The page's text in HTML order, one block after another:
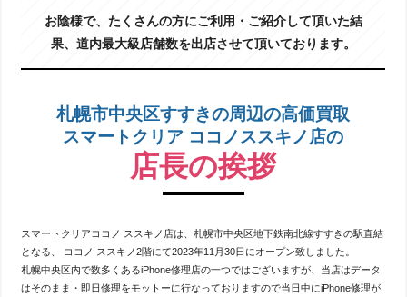
お陰様で、たくさんの方にご利用・ご紹介して頂いた結
果、道内最大級店舗数を出店させて頂いております。
札幌市中央区すすきの周辺の高価買取
スマートクリア ココノススキノ店の
店長の挨拶
スマートクリアココノ ススキノ店は、札幌市中央区地下鉄南北線すすきの駅直結
となる、 ココノ ススキノ2階にて2023年11月30日にオープン致しました。
札幌中央区内で数多くあるiPhone修理店の一つではございますが、当店はデータ
はそのまま・即日修理をモットーに行なっておりますので当日中にiPhone修理が